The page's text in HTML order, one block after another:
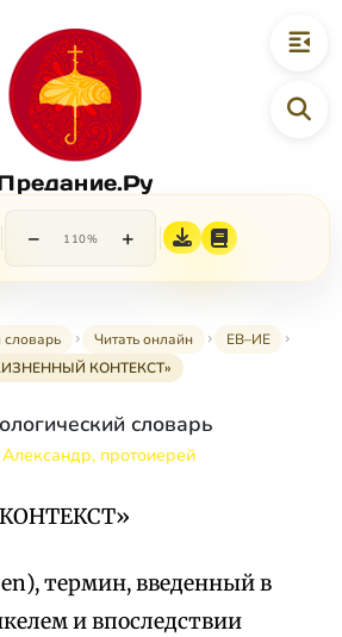
− 110% +
словарь Читать онлайн
ЕВ–ИЕ
КОНТЕКСТ»
словарь
протоиерей
термин, введенный в
и впоследствии